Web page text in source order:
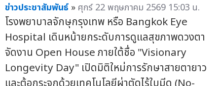
ข่าวประชาสัมพันธ์ » ศุกร์ 22 พฤษภาคม 2569 15:03 น.
โรงพยาบาลจักษุกรุงเทพ หรือ Bangkok Eye
Hospital เดินหน้ายกระดับการดูแลสุขภาพดวงตา
จัดงาน Open House ภายใต้ชื่อ "Visionary
Longevity Day" เปิดมิติใหม่การรักษาสายตายาว